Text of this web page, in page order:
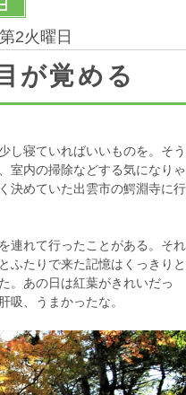
2火曜日
が覚める
し寝ていればいいものを。そう
室内の掃除などする気になりゃ
決めていた出雲市の鰐淵寺に行
連れて行ったことがある。それ
ふたりで来た記憶はくっきりと
。あの日は紅葉がきれいだっ
吸、うまかったな。